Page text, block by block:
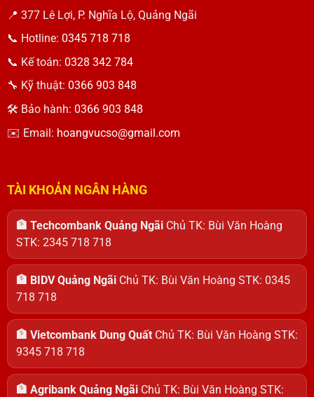
📍 377 Lê Lợi, P. Nghĩa Lộ, Quảng Ngãi
📞 Hotline: 0345 718 718
📞 Kế toán: 0328 342 784
🔧 Kỹ thuật: 0366 903 848
🛠 Bảo hành: 0366 903 848
✉️ Email: hoangvucso@gmail.com
TÀI KHOẢN NGÂN HÀNG
🏦 Techcombank Quảng NgãiChủ TK: Bùi Văn Hoàng
STK: 2345 718 718
🏦 BIDV Quảng NgãiChủ TK: Bùi Văn Hoàng STK: 0345
718 718
🏦 Vietcombank Dung QuấtChủ TK: Bùi Văn Hoàng STK:
9345 718 718
🏦 Agribank Quảng NgãiChủ TK: Bùi Văn Hoàng STK: